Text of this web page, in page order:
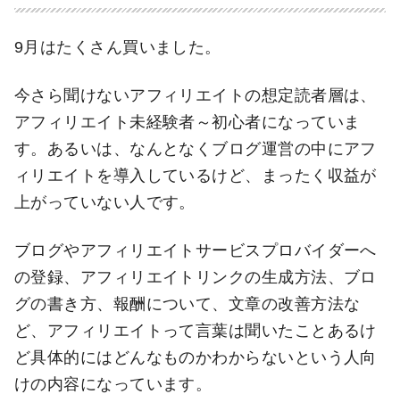
9月はたくさん買いました。
今さら聞けないアフィリエイトの想定読者層は、
アフィリエイト未経験者～初心者になっていま
す。あるいは、なんとなくブログ運営の中にアフ
ィリエイトを導入しているけど、まったく収益が
上がっていない人です。
ブログやアフィリエイトサービスプロバイダーへ
の登録、アフィリエイトリンクの生成方法、ブロ
グの書き方、報酬について、文章の改善方法な
ど、アフィリエイトって言葉は聞いたことあるけ
ど具体的にはどんなものかわからないという人向
けの内容になっています。